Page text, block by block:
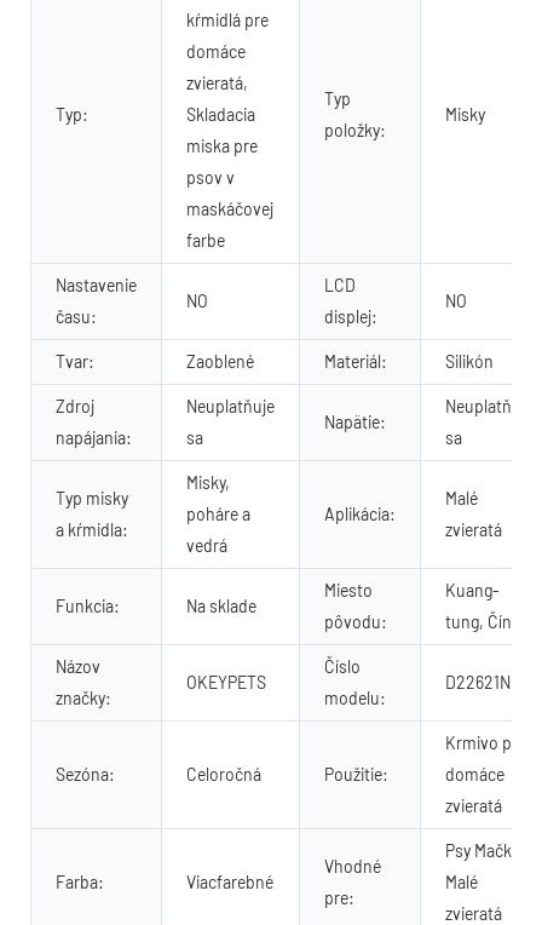
Typ:
kŕmidlá pre
domáce
zvieratá,
Skladacia
miska pre
psov v
maskáčovej
farbe
Typ
položky:
Misky
Nastavenie
času:
NO
LCD
displej:
NO
Tvar: Zaoblené Materiál: Silikón
Zdroj
napájania:
Neuplatňuje
sa
Napätie:
Neuplatňuje
sa
Typ misky
a kŕmidla:
Misky,
poháre a
vedrá
Aplikácia:
Malé
zvieratá
Funkcia: Na sklade
Miesto
pôvodu:
Kuang-
tung, Čína
Názov
značky:
OKEYPETS
Číslo
modelu:
D22621N03
Sezóna: Celoročná Použitie:
Krmivo pre
domáce
zvieratá
Farba: Viacfarebné
Vhodné
pre:
Psy Mačky
Malé
zvieratá